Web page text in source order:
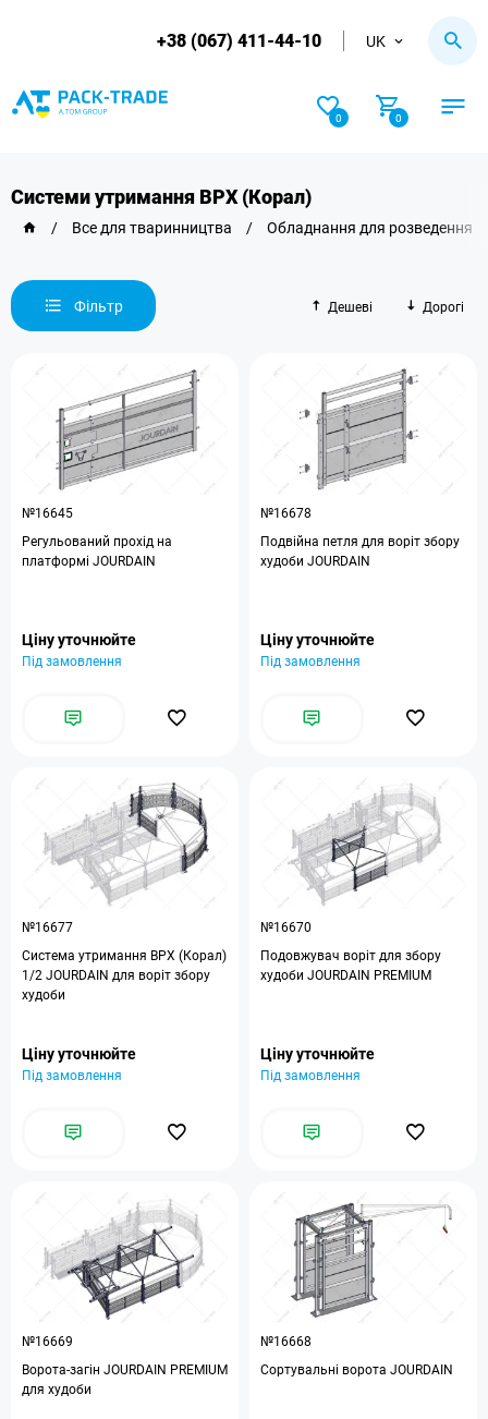
+38 (067) 411-44-10 UK
0 0
Системи утримання ВРХ (Корал)
/ Все для тваринництва / Обладнання для розведення
Фільтр Дешеві Дорогі
№16645
Регульований прохід на
платформі JOURDAIN
Ціну уточнюйте
Під замовлення
№16678
Подвійна петля для воріт збору
худоби JOURDAIN
Ціну уточнюйте
Під замовлення
№16677
Система утримання ВРХ (Корал)
1/2 JOURDAIN для воріт збору
худоби
Ціну уточнюйте
Під замовлення
№16670
Подовжувач воріт для збору
худоби JOURDAIN PREMIUM
Ціну уточнюйте
Під замовлення
№16669
Ворота-загін JOURDAIN PREMIUM
для худоби
№16668
Сортувальні ворота JOURDAIN